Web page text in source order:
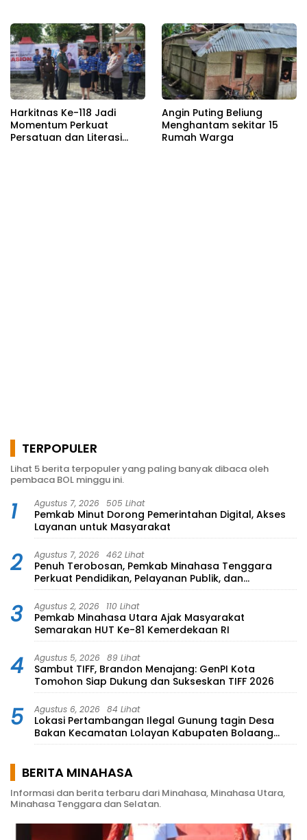
Harkitnas Ke-118 Jadi
Momentum Perkuat
Persatuan dan Literasi
Angin Puting Beliung
Menghantam sekitar 15
Rumah Warga
TERPOPULER
Lihat 5 berita terpopuler yang paling banyak dibaca oleh
pembaca BOL minggu ini.
1 Agustus 7, 2026 505 Lihat
Pemkab Minut Dorong Pemerintahan Digital, Akses
Layanan untuk Masyarakat
2 Agustus 7, 2026 462 Lihat
Penuh Terobosan, Pemkab Minahasa Tenggara
Perkuat Pendidikan, Pelayanan Publik, dan
Kesehatan
3 Agustus 2, 2026 110 Lihat
Pemkab Minahasa Utara Ajak Masyarakat
Semarakan HUT Ke-81 Kemerdekaan RI
4 Agustus 5, 2026 89 Lihat
Sambut TIFF, Brandon Menajang: ​GenPI Kota
Tomohon Siap Dukung dan Sukseskan TIFF 2026
5 Agustus 6, 2026 84 Lihat
Lokasi Pertambangan Ilegal Gunung tagin Desa
Bakan Kecamatan Lolayan Kabupaten Bolaang
Mongondow di perkebunan Lolotut Target
BERITA MINAHASA
Informasi dan berita terbaru dari Minahasa, Minahasa Utara,
Minahasa Tenggara dan Selatan.